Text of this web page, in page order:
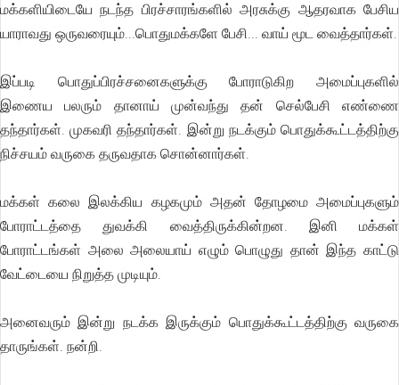
மக்களியிடையே நடந்த பிரச்சாரங்களில் அரசுக்கு ஆதரவாக பேசிய
யாராவது ஒருவரையும்...பொதுமக்களே பேசி... வாய் மூட வைத்தார்கள்.
இப்படி பொதுப்பிரச்சனைகளுக்கு போராடுகிற அமைப்புகளில்
இணைய பலரும் தானாய் முன்வந்து தன் செல்பேசி எண்ணை
தந்தார்கள். முகவரி தந்தார்கள். இன்று நடக்கும் பொதுக்கூட்டத்திற்கு
நிச்சயம் வருகை தருவதாக சொன்னார்கள்.
மக்கள் கலை இலக்கிய கழகமும் அதன் தோழமை அமைப்புகளும்
போராட்டத்தை துவக்கி வைத்திருக்கின்றன. இனி மக்கள்
போராட்டங்கள் அலை அலையாய் எழும் பொழுது தான் இந்த காட்டு
வேட்டையை நிறுத்த முடியும்.
அனைவரும் இன்று நடக்க இருக்கும் பொதுக்கூட்டத்திற்கு வருகை
தாருங்கள். நன்றி.